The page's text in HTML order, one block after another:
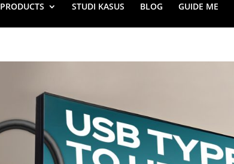
PRODUCTS STUDI KASUS BLOG GUIDE ME